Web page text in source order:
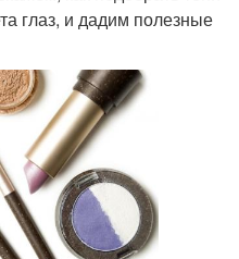
глаз, и дадим полезные